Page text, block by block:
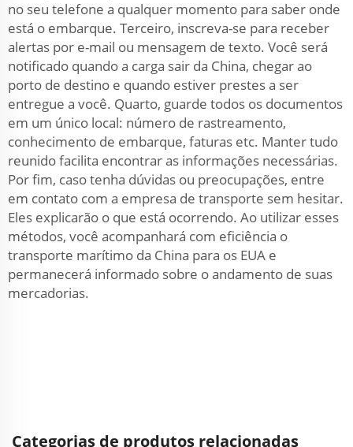
no seu telefone a qualquer momento para saber onde
está o embarque. Terceiro, inscreva-se para receber
alertas por e-mail ou mensagem de texto. Você será
notificado quando a carga sair da China, chegar ao
porto de destino e quando estiver prestes a ser
entregue a você. Quarto, guarde todos os documentos
em um único local: número de rastreamento,
conhecimento de embarque, faturas etc. Manter tudo
reunido facilita encontrar as informações necessárias.
Por fim, caso tenha dúvidas ou preocupações, entre
em contato com a empresa de transporte sem hesitar.
Eles explicarão o que está ocorrendo. Ao utilizar esses
métodos, você acompanhará com eficiência o
transporte marítimo da China para os EUA e
permanecerá informado sobre o andamento de suas
mercadorias.
Categorias de produtos relacionadas